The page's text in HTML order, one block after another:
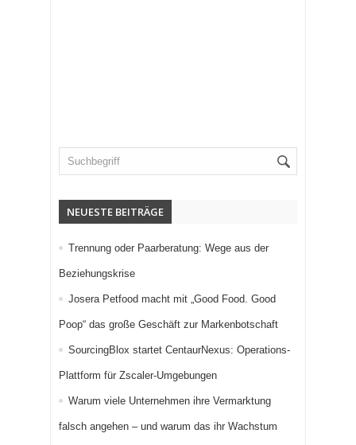
NEUESTE BEITRÄGE
Trennung oder Paarberatung: Wege aus der
Beziehungskrise
Josera Petfood macht mit „Good Food. Good
Poop“ das große Geschäft zur Markenbotschaft
SourcingBlox startet CentaurNexus: Operations-
Plattform für Zscaler-Umgebungen
Warum viele Unternehmen ihre Vermarktung
falsch angehen – und warum das ihr Wachstum